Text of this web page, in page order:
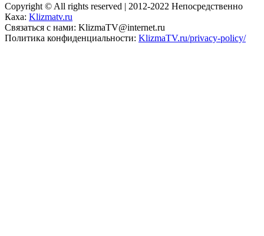
Copyright © All rights reserved | 2012-2022 Непосредственно
Каха: Klizmatv.ru
Связаться с нами: KlizmaTV@internet.ru
Политика конфиденциальности: KlizmaTV.ru/privacy-policy/